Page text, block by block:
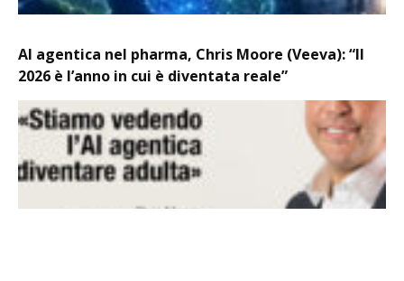
AI agentica nel pharma, Chris Moore (Veeva): “Il
2026 è l’anno in cui è diventata reale”